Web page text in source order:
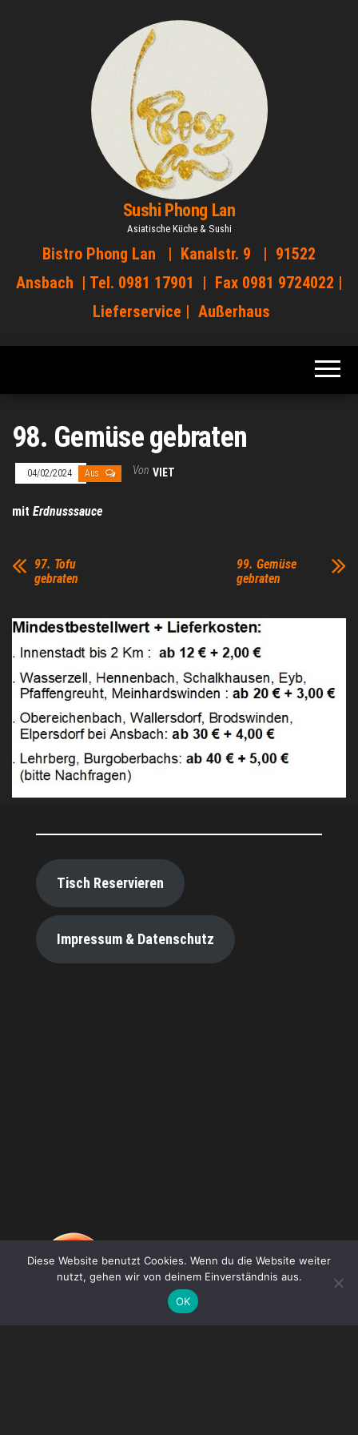
Sushi Phong Lan
Asiatische Küche & Sushi
Bistro Phong Lan | Kanalstr. 9 | 91522
Ansbach | Tel. 0981 17901 | Fax 0981 9724022 |
Lieferservice | Außerhaus
98. Gemüse gebraten
04/02/2024 Aus Von VIET
mit Erdnusssauce
97. Tofu
gebraten
99. Gemüse
gebraten
Tisch Reservieren
Impressum & Datenschutz
DE
Diese Website benutzt Cookies. Wenn du die Website weiter
nutzt, gehen wir von deinem Einverständnis aus.
OK